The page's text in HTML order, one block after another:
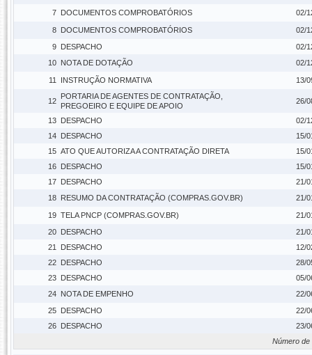
7 DOCUMENTOS COMPROBATÓRIOS 02/
8 DOCUMENTOS COMPROBATÓRIOS
02/
9 DESPACHO
02/
10 NOTA DE DOTAÇÃO 02/
11 INSTRUÇÃO NORMATIVA 13/
12
PORTARIA DE AGENTES DE CONTRATAÇÃO,
PREGOEIRO E EQUIPE DE APOIO
26/
13 DESPACHO
02/
14 DESPACHO
15/
15 ATO QUE AUTORIZA A CONTRATAÇÃO DIRETA
15/
16 DESPACHO
15/
17 DESPACHO
21/
18 RESUMO DA CONTRATAÇÃO (COMPRAS.GOV.BR) 21/
19 TELA PNCP (COMPRAS.GOV.BR)
21/
20 DESPACHO
21/
21
DESPACHO
12/
22 DESPACHO
28/
23 DESPACHO
05/
24 NOTA DE EMPENHO
22/
25 DESPACHO
22/
26 DESPACHO
23/
Número